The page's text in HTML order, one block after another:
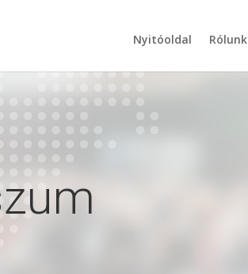
Nyitóoldal Rólunk